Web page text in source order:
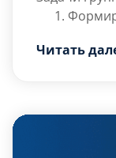
между
Поиск
для
Количество
Ожидаемые
В
Читать